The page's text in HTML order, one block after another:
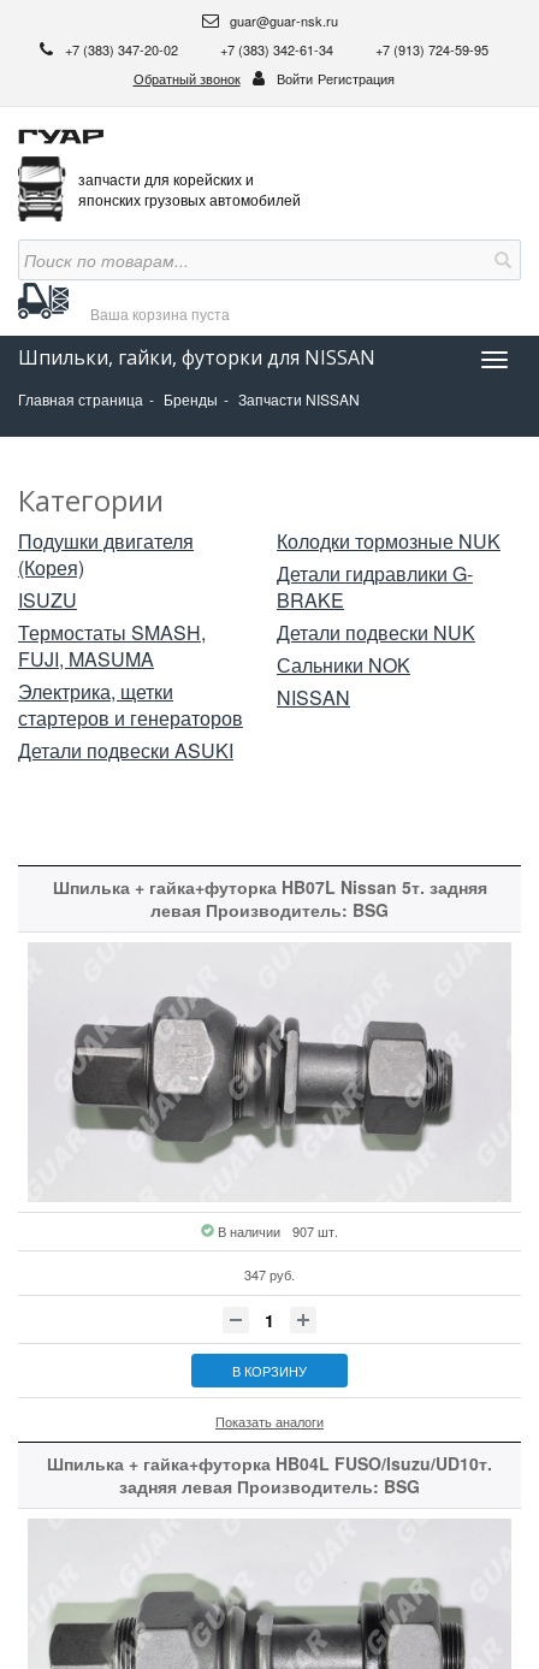
guar@guar-nsk.ru
+7 (383) 347-20-02
+7 (383) 342-61-34
+7 (913) 724-59-95
Обратный звонок
Войти Регистрация
запчасти для корейских и
японских грузовых автомобилей
Ваша корзина пуста
Шпильки, гайки, футорки для NISSAN
Главная страница Бренды Запчасти NISSAN
Категории
Подушки двигателя
(Корея)
ISUZU
Термостаты SMASH,
FUJI, MASUMA
Электрика, щетки
стартеров и генераторов
Детали подвески ASUKI
Колодки тормозные NUK
Детали гидравлики G-
BRAKE
Детали подвески NUK
Сальники NOK
NISSAN
В наличии 907 шт.
347 руб.
В КОРЗИНУ
Показать аналоги